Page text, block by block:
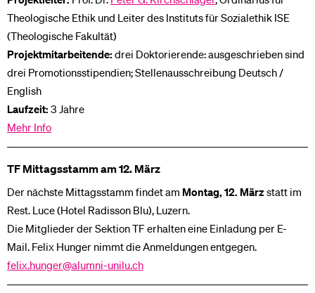
Theologische Ethik und Leiter des Instituts für Sozialethik ISE
(Theologische Fakultät)
Projektmitarbeitende: drei Doktorierende: ausgeschrieben sind
drei Promotionsstipendien; Stellenausschreibung Deutsch /
English
Laufzeit: 3 Jahre
Mehr Info
TF Mittagsstamm am 12. März
Der nächste Mittagsstamm findet am Montag, 12. März statt im
Rest. Luce (Hotel Radisson Blu), Luzern.
Die Mitglieder der Sektion TF erhalten eine Einladung per E-
Mail. Felix Hunger nimmt die Anmeldungen entgegen.
felix.hunger@alumni-unilu.ch